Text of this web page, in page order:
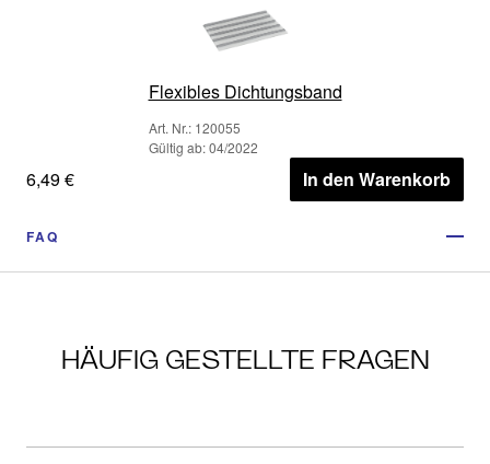
Flexibles Dichtungsband
Art. Nr.: 120055
Gültig ab: 04/2022
6,49 € In den Warenkorb
FAQ
HÄUFIG GESTELLTE FRAGEN